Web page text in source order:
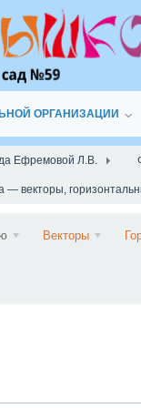
ОРГАНИЗАЦИИ
Ефремовой Л.В.
— векторы,
Векторы